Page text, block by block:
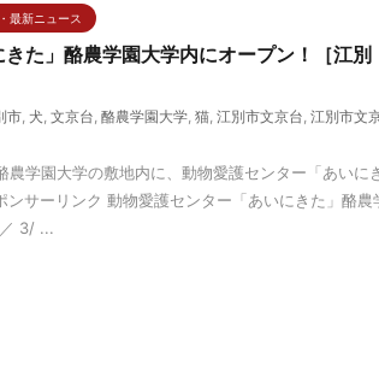
最新ニュース
た」酪農学園大学内にオープン！［江別
市, 犬, 文京台, 酪農学園大学, 猫, 江別市文京台, 江別市文
学園大学の敷地内に、動物愛護センター「あいに
サーリンク 動物愛護センター「あいにきた」酪農
3/ ...